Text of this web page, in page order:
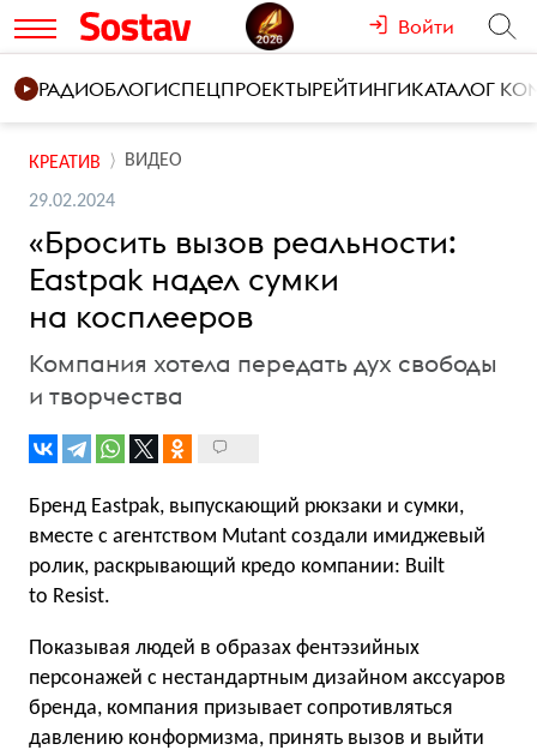
Войти
РАДИОБЛОГИСПЕЦПРОЕКТЫРЕЙТИНГИКАТАЛОГ
КРЕАТИВ ВИДЕО
29.02.2024
«Бросить вызов реальности:
Eastpak надел сумки
на косплееров
Компания хотела передать дух свободы
и творчества
Бренд Eastpak, выпускающий рюкзаки и сумки,
вместе с агентством Mutant создали имиджевый
ролик, раскрывающий кредо компании: Built
to Resist.
Показывая людей в образах фентэзийных
персонажей с нестандартным дизайном акссуаров
бренда, компания призывает сопротивляться
давлению конформизма, принять вызов и выйти